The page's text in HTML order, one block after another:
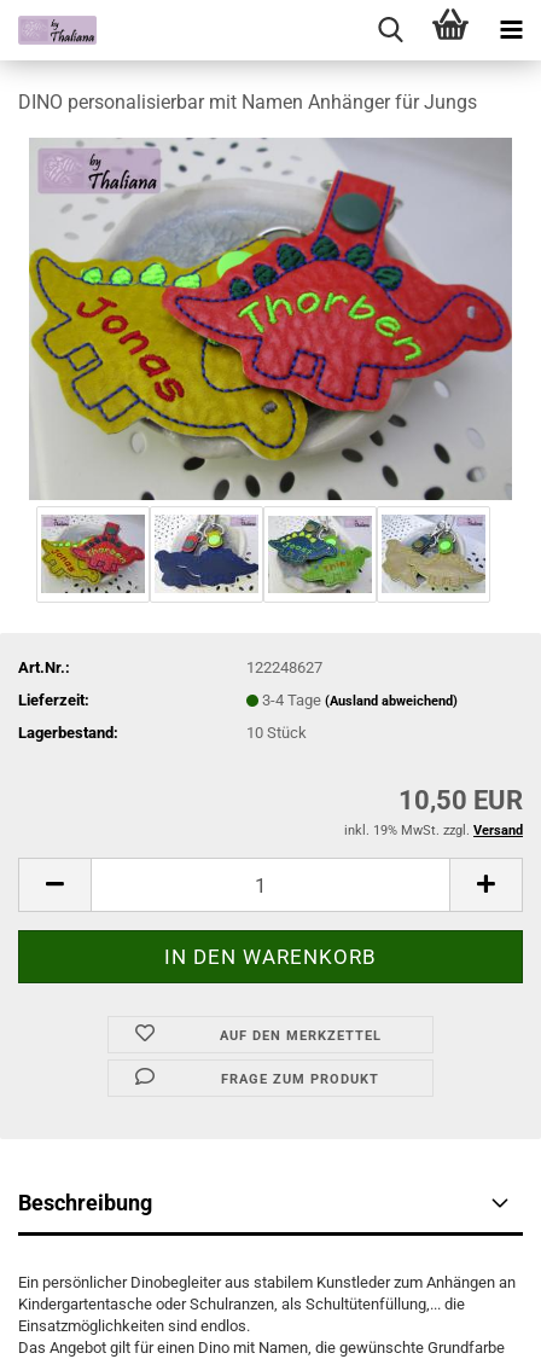
DINO personalisierbar mit Namen Anhänger für Jungs
Art.Nr.:
122248627
Lieferzeit:
3-4 Tage(Ausland abweichend)
Lagerbestand: 10Stück
10,50 EUR
inkl. 19% MwSt. zzgl. Versand
AUF DEN MERKZETTEL
FRAGE ZUM PRODUKT
Beschreibung
Ein persönlicher Dinobegleiter aus stabilem Kunstleder zum Anhängen an
Kindergartentasche oder Schulranzen, als Schultütenfüllung,... die
Einsatzmöglichkeiten sind endlos.
Das Angebot gilt für einen Dino mit Namen, die gewünschte Grundfarbe